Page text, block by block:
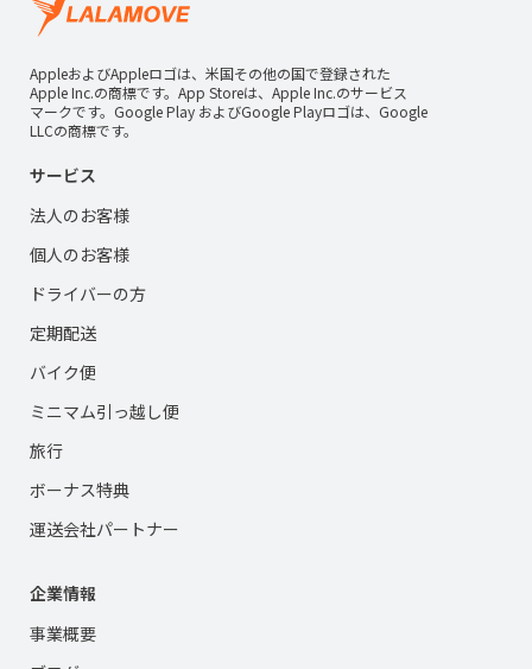
AppleおよびAppleロゴは、米国その他の国で登録された
Apple Inc.の商標です。App Storeは、Apple Inc.のサービス
マークです。Google Play およびGoogle Playロゴは、Google
LLCの商標です。
サービス
法人のお客様
個人のお客様
ドライバーの方
定期配送
バイク便
ミニマム引っ越し便
旅行
ボーナス特典
運送会社パートナー
企業情報
事業概要